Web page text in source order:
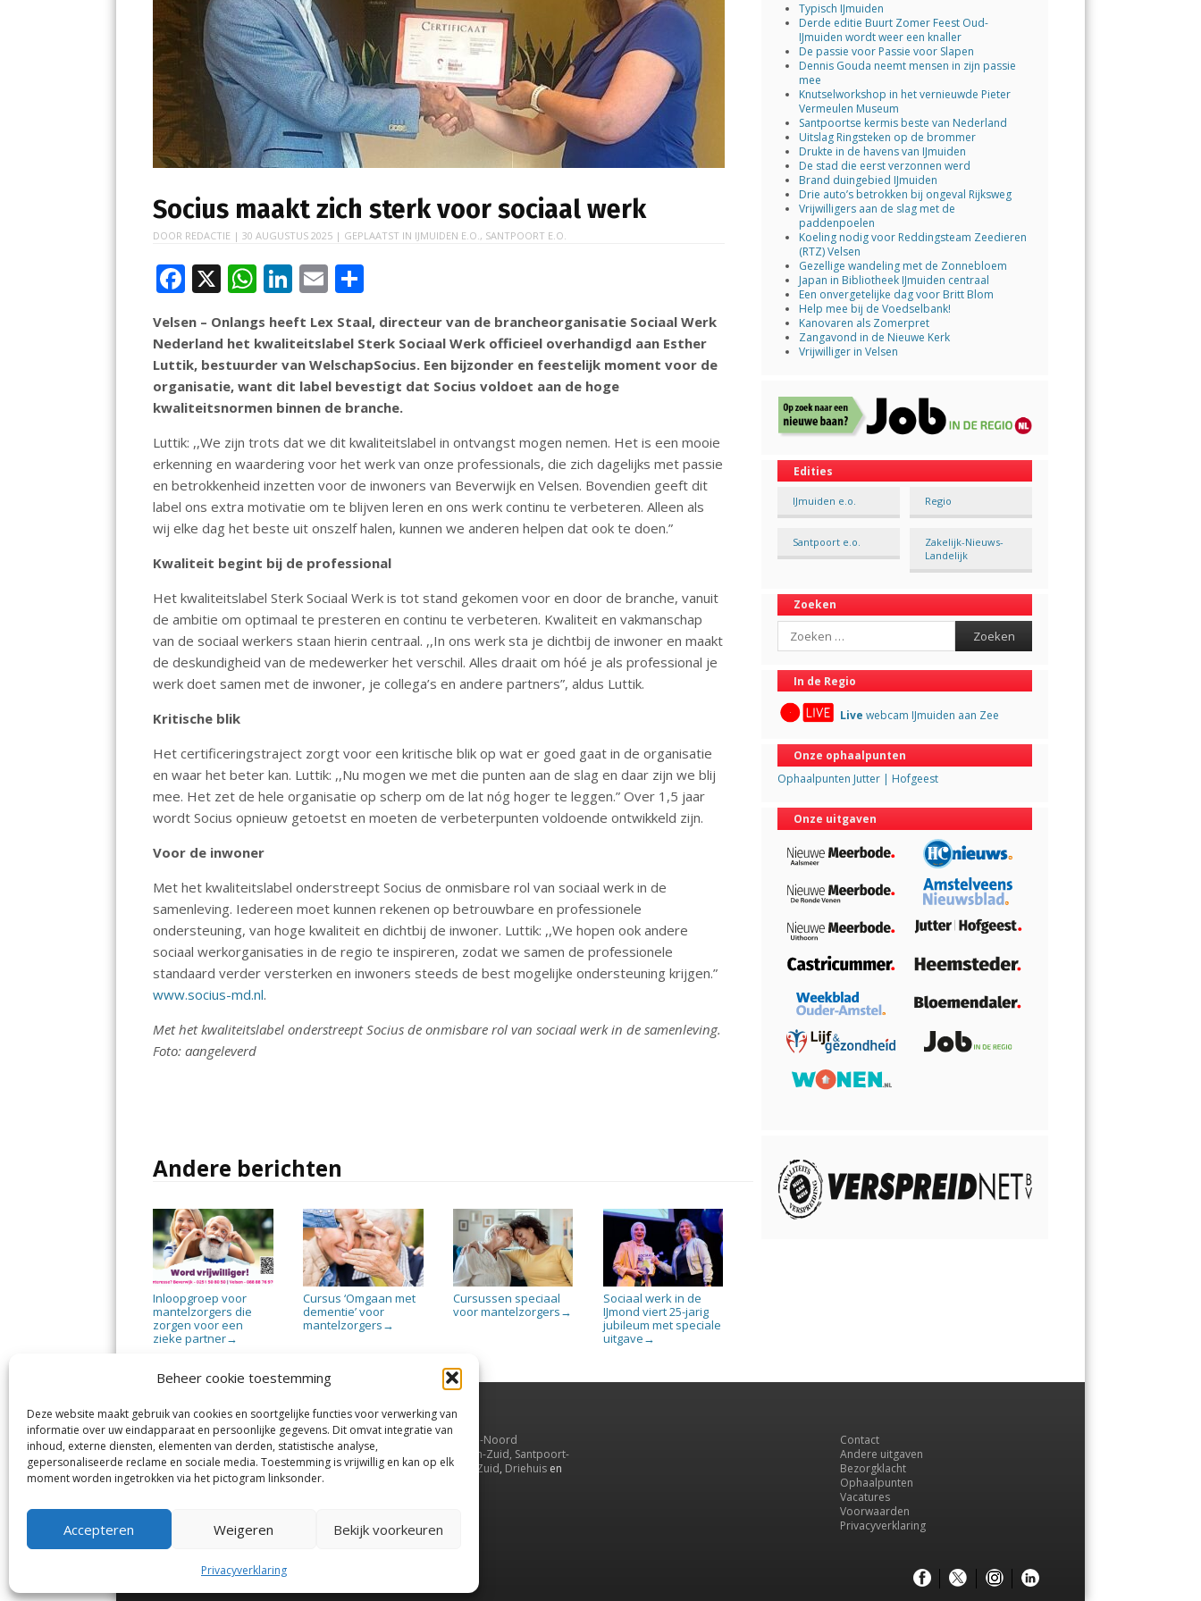
Beheer cookie toestemming
Deze website maakt gebruik van cookies en soortgelijke functies voor verwerking van
informatie over uw eindapparaat en persoonlijke gegevens. Dit omvat integratie van
inhoud, externe diensten, elementen van derden, statistische analyse,
gepersonaliseerde reclame en sociale media. Toestemming is vrijwillig en kan op elk
moment worden ingetrokken via het pictogram linksonder.
Accepteren Weigeren Bekijk voorkeuren
Privacyverklaring
Socius maakt zich sterk voor sociaal werk
DOOR REDACTIE |30 AUGUSTUS 2025 | GEPLAATST IN IJMUIDEN E.O., SANTPOORT E.O.
F
ac
e
b
o
o
k
X W
h
at
s
A
p
p
Li
n
k
e
dI
n
E
m
ai
l
e
n
Velsen – Onlangs heeft Lex Staal, directeur van de brancheorganisatie Sociaal Werk
Nederland het kwaliteitslabel Sterk Sociaal Werk officieel overhandigd aan Esther
Luttik, bestuurder van WelschapSocius. Een bijzonder en feestelijk moment voor de
organisatie, want dit label bevestigt dat Socius voldoet aan de hoge
kwaliteitsnormen binnen de branche.
Luttik: ,,We zijn trots dat we dit kwaliteitslabel in ontvangst mogen nemen. Het is een mooie
erkenning en waardering voor het werk van onze professionals, die zich dagelijks met passie
en betrokkenheid inzetten voor de inwoners van Beverwijk en Velsen. Bovendien geeft dit
label ons extra motivatie om te blijven leren en ons werk continu te verbeteren. Alleen als
wij elke dag het beste uit onszelf halen, kunnen we anderen helpen dat ook te doen.”
Kwaliteit begint bij de professional
Het kwaliteitslabel Sterk Sociaal Werk is tot stand gekomen voor en door de branche, vanuit
de ambitie om optimaal te presteren en continu te verbeteren. Kwaliteit en vakmanschap
van de sociaal werkers staan hierin centraal. ,,In ons werk sta je dichtbij de inwoner en maakt
de deskundigheid van de medewerker het verschil. Alles draait om hóé je als professional je
werk doet samen met de inwoner, je collega’s en andere partners”, aldus Luttik.
Kritische blik
Het certificeringstraject zorgt voor een kritische blik op wat er goed gaat in de organisatie
en waar het beter kan. Luttik: ,,Nu mogen we met die punten aan de slag en daar zijn we blij
mee. Het zet de hele organisatie op scherp om de lat nóg hoger te leggen.” Over 1,5 jaar
wordt Socius opnieuw getoetst en moeten de verbeterpunten voldoende ontwikkeld zijn.
Voor de inwoner
Met het kwaliteitslabel onderstreept Socius de onmisbare rol van sociaal werk in de
samenleving. Iedereen moet kunnen rekenen op betrouwbare en professionele
ondersteuning, van hoge kwaliteit en dichtbij de inwoner. Luttik: ,,We hopen ook andere
sociaal werkorganisaties in de regio te inspireren, zodat we samen de professionele
standaard verder versterken en inwoners steeds de best mogelijke ondersteuning krijgen.”
www.socius-md.nl.
Met het kwaliteitslabel onderstreept Socius de onmisbare rol van sociaal werk in de samenleving.
Foto: aangeleverd
Andere berichten
Inloopgroep voor
mantelzorgers die
zorgen voor een
zieke partner→
Cursus ‘Omgaan met
dementie’ voor
mantelzorgers →
Cursussen speciaal
voor mantelzorgers →
Sociaal werk in de
IJmond viert 25-jarig
jubileum met speciale
uitgave →
Typisch IJmuiden
Derde editie Buurt Zomer Feest Oud-
IJmuiden wordt weer een knaller
De passie voor Passie voor Slapen
Dennis Gouda neemt mensen in zijn passie
mee
Knutselworkshop in het vernieuwde Pieter
Vermeulen Museum
Santpoortse kermis beste van Nederland
Uitslag Ringsteken op de brommer
Drukte in de havens van IJmuiden
De stad die eerst verzonnen werd
Brand duingebied IJmuiden
Drie auto’s betrokken bij ongeval Rijksweg
Vrijwilligers aan de slag met de
paddenpoelen
Koeling nodig voor Reddingsteam Zeedieren
(RTZ) Velsen
Gezellige wandeling met de Zonnebloem
Japan in Bibliotheek IJmuiden centraal
Een onvergetelijke dag voor Britt Blom
Help mee bij de Voedselbank!
Kanovaren als Zomerpret
Zangavond in de Nieuwe Kerk
Vrijwilliger in Velsen
Edities
IJmuiden e.o. Regio
Santpoort e.o.
Zakelijk-Nieuws-
Landelijk
Zoeken
Search
In de Regio
Live webcam IJmuiden aan Zee
Onze ophaalpunten
Ophaalpunten Jutter | Hofgeest
Onze uitgaven
Jutter | Hofgeest
Margadantstraat 34
1976 DN IJmuiden
0255-533900
IJmuiden,
Velsen-Noord
Velserbroek
,Velsen-Zuid, Santpoort-
Noord, Santpoort-Zuid, Driehuisen
Contact
Andere uitgaven
Bezorgklacht
Ophaalpunten
Vacatures
Voorwaarden
Privacyverklaring
© Kennemerland Pers B.V. Menu